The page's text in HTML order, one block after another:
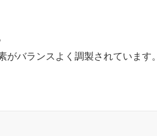
バランスよく調製されています。